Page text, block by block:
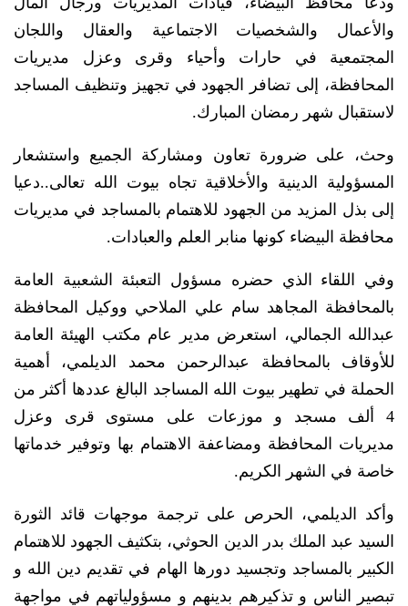
والأعمال والشخصيات الاجتماعية والعقال واللجان
المجتمعية في حارات وأحياء وقرى وعزل مديريات
المحافظة، إلى تضافر الجهود في تجهيز وتنظيف المساجد
لاستقبال شهر رمضان المبارك.
وحث، على ضرورة تعاون ومشاركة الجميع واستشعار
المسؤولية الدينية والأخلاقية تجاه بيوت الله تعالى..دعيا
إلى بذل المزيد من الجهود للاهتمام بالمساجد في مديريات
محافظة البيضاء كونها منابر العلم والعبادات.
وفي اللقاء الذي حضره مسؤول التعبئة الشعبية العامة
بالمحافظة المجاهد سام علي الملاحي ووكيل المحافظة
عبدالله الجمالي، استعرض مدير عام مكتب الهيئة العامة
للأوقاف بالمحافظة عبدالرحمن محمد الديلمي، أهمية
الحملة في تطهير بيوت الله المساجد البالغ عددها أكثر من
4 ألف مسجد و موزعات على مستوى قرى وعزل
مديريات المحافظة ومضاعفة الاهتمام بها وتوفير خدماتها
خاصة في الشهر الكريم.
وأكد الديلمي، الحرص على ترجمة موجهات قائد الثورة
السيد عبد الملك بدر الدين الحوثي، بتكثيف الجهود للاهتمام
الكبير بالمساجد وتجسيد دورها الهام في تقديم دين الله و
تبصير الناس و تذكيرهم بدينهم و مسؤولياتهم في مواجهة